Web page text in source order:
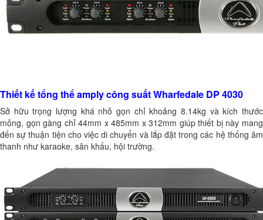
Thiết kế tổng thể amply công suất Wharfedale DP 4030
Sở hữu trọng lượng khá nhỏ gọn chỉ khoảng 8.14kg và kích thước
mỏng, gọn gàng chỉ 44mm x 485mm x 312mm giúp thiết bị này mang
đến sự thuận tiện cho việc di chuyển và lắp đặt trong các hệ thống âm
thanh như karaoke, sân khấu, hội trường.